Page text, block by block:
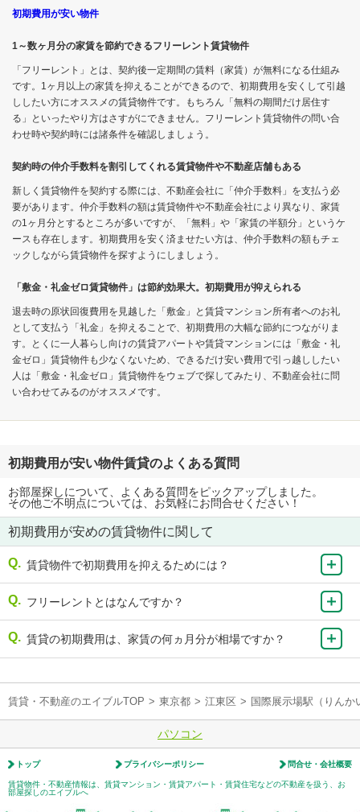
初期費用が安い物件
1～数ヶ月分の家賃を節約できるフリーレント賃貸物件
「フリーレント」とは、契約後一定期間の賃料（家賃）が無料になる仕組み
です。1ヶ月以上の家賃を抑えることができるので、初期費用を安くして引越
ししたい方にオススメの賃貸物件です。もちろん「無料の期間だけ居住す
る」といったやり方はさすがにできません。フリーレント賃貸物件の問い合
わせ時や契約時には諸条件を確認しましょう。
契約時の仲介手数料を割引してくれる賃貸物件や不動産店舗もある
新しく賃貸物件を契約する際には、不動産会社に「仲介手数料」を支払う必
要があります。仲介手数料の額は賃貸物件や不動産会社により異なり、家賃
の1ヶ月分とするところが多いですが、「無料」や「家賃の半額分」というケ
ースも存在します。初期費用を安く済ませたい方は、仲介手数料の額もチェ
ックしながら賃貸物件を探すようにしましょう。
「敷金・礼金ゼロ賃貸物件」は節約効果大。初期費用が抑えられる
退去時の原状回復費用を見越した「敷金」と賃貸マンション所有者へのお礼
として支払う「礼金」を抑えることで、初期費用の大幅な節約につながりま
す。とくに一人暮らし向けの賃貸アパートや賃貸マンションには「敷金・礼
金ゼロ」賃貸物件も少なくないため、できるだけ安い費用で引っ越ししたい
人は「敷金・礼金ゼロ」賃貸物件をウェブで探してみたり、不動産会社に問
い合わせてみるのがオススメです。
初期費用が安い物件賃貸のよくある質問
お部屋探しについて、よくある質問をピックアップしました。
その他ご不明点については、お気軽にお問合せください！
初期費用が安めの賃貸物件に関して
賃貸物件で初期費用を抑えるためには？
フリーレントとはなんですか？
賃貸の初期費用は、家賃の何ヵ月分が相場ですか？
賃貸・不動産のエイブルTOP > 東京都 > 江東区 > 国際展示場駅（りん
パソコン
トップ プライバシーポリシー 問合せ・会社概要
賃貸物件・不動産情報は、賃貸マンション・賃貸アパート・賃貸住宅などの不動産を扱う、お
部屋探しのエイブルへ